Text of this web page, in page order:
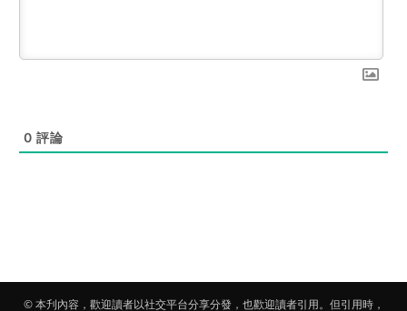
0 評論
© 本刋內容，歡迎讀者以社交平台分享分發，也歡迎讀者引用。但引用時，